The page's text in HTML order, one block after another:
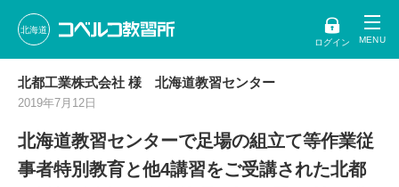
北海道
ログイン
北都工業株式会社 様 北海道教習センター
2019年7月12日
北海道教習センターで足場の組立て等作業従
事者特別教育と他4講習をご受講された北都